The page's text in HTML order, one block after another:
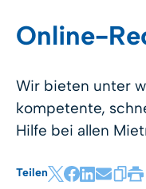
Online-
Wir bieten unter
kompetente,
Hilfe bei allen
Teilen